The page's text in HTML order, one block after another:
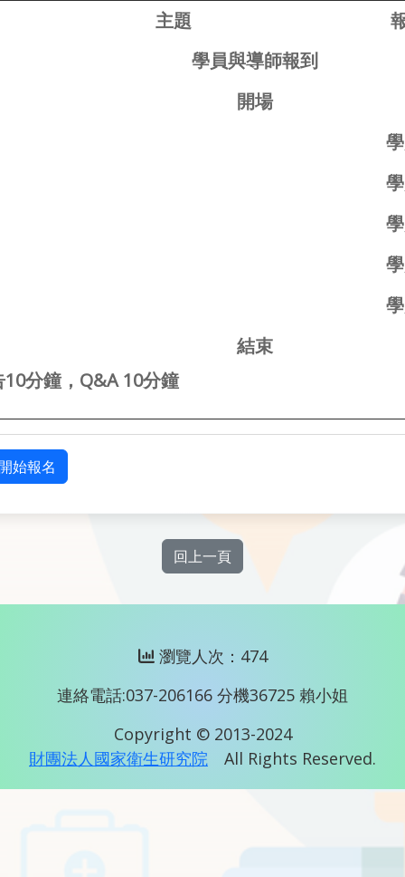
主題
學員與導師報到
開場
學
學
學
學
學
結束
分鐘，Q&A 10分鐘
始報名
回上一頁
瀏覽人次：474
連絡電話:037-206166 分機36725 賴小姐
Copyright © 2013-2024
財團法人國家衛生研究院
All Rights Reserved.